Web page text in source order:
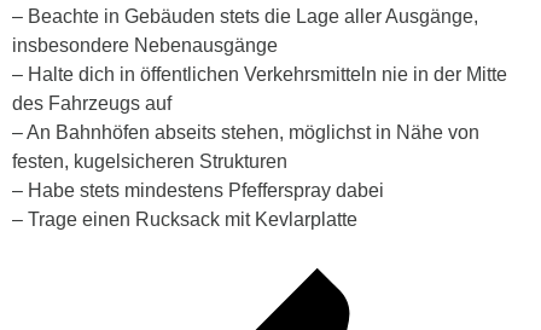
– Beachte in Gebäuden stets die Lage aller Ausgänge,
insbesondere Nebenausgänge
– Halte dich in öffentlichen Verkehrsmitteln nie in der Mitte
des Fahrzeugs auf
– An Bahnhöfen abseits stehen, möglichst in Nähe von
festen, kugelsicheren Strukturen
– Habe stets mindestens Pfefferspray dabei
– Trage einen Rucksack mit Kevlarplatte